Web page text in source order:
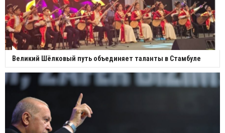
Великий Шёлковый путь объединяет таланты в Стамбуле